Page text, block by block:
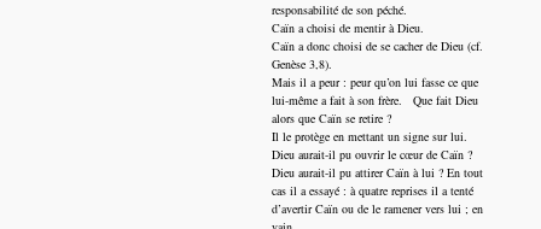
responsabilité de son péché.
Caïn a choisi de mentir à Dieu.
Caïn a donc choisi de se cacher de Dieu (cf.
Genèse 3,8).
Mais il a peur : peur qu’on lui fasse ce que
lui-même a fait à son frère. Que fait Dieu
alors que Caïn se retire ?
Il le protège en mettant un signe sur lui.
Dieu aurait-il pu ouvrir le cœur de Caïn ?
Dieu aurait-il pu attirer Caïn à lui ? En tout
cas il a essayé : à quatre reprises il a tenté
d’avertir Caïn ou de le ramener vers lui ; en